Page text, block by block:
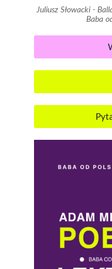
Juliusz Słowacki -
Baba